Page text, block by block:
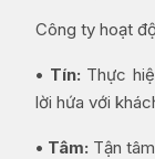
Công ty hoạt
• Tín: Thực
lời hứa với
• Tâm: Tận